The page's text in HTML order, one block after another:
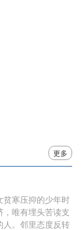
更多
贫寒压抑的少年时
，唯有埋头苦读支
人。邻里态度反转